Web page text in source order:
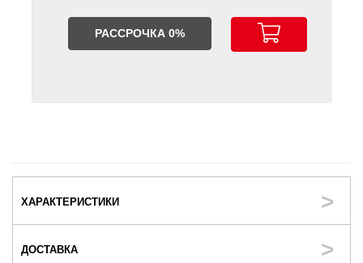
РАССРОЧКА 0%
ХАРАКТЕРИСТИКИ
ДОСТАВКА